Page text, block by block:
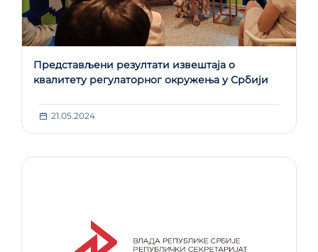
Представљени резултати извештаја о
квалитету регулаторног окружења у Србији
21.05.2024